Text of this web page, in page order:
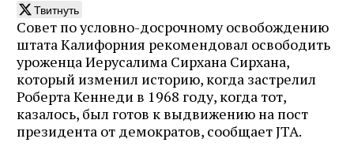
Твитнуть
Совет по условно-досрочному освобождению
штата Калифорния рекомендовал освободить
уроженца Иерусалима Сирхана Сирхана,
который изменил историю, когда застрелил
Роберта Кеннеди в 1968 году, когда тот,
казалось, был готов к выдвижению на пост
президента от демократов, сообщает JTA.